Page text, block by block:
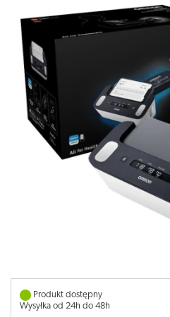
Produkt dostępny
Wysyłka od 24h do 48h